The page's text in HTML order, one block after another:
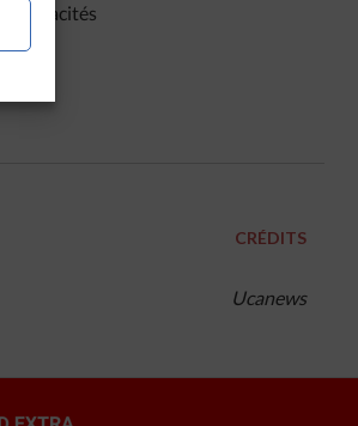
capacités
CRÉDITS
Ucanews